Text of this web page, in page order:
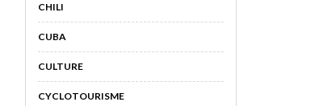
CHILI
CUBA
CULTURE
CYCLOTOURISME